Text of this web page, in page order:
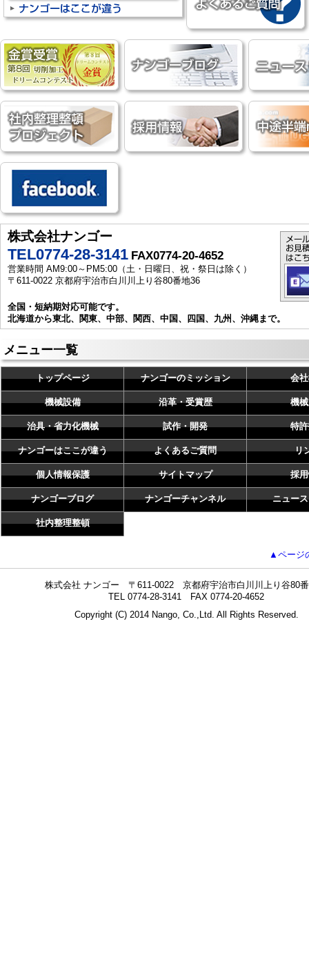
株式会社ナンゴー
TEL0774-28-3141 FAX0774-20-4652
営業時間 AM9:00～PM5:00（土・日曜日、祝・祭日は除く）
〒611-0022 京都府宇治市白川川上り谷80番地36
全国・短納期対応可能です。
北海道から東北、関東、中部、関西、中国、四国、九州、沖縄まで。
メニュー一覧
トップページ ナンゴーのミッション 会
機械設備 沿革・受賞歴 機
治具・省力化機械 試作・開発 特
ナンゴーはここが違う よくあるご質問 リ
個人情報保護 サイトマップ 採
ナンゴーブログ ナンゴーチャンネル ニュー
社内整理整頓
▲ページ
株式会社 ナンゴー 〒611-0022 京都府宇治市白川川上り谷80
TEL 0774-28-3141 FAX 0774-20-4652
Copyright (C) 2014 Nango, Co.,Ltd. All Rights Reserved.